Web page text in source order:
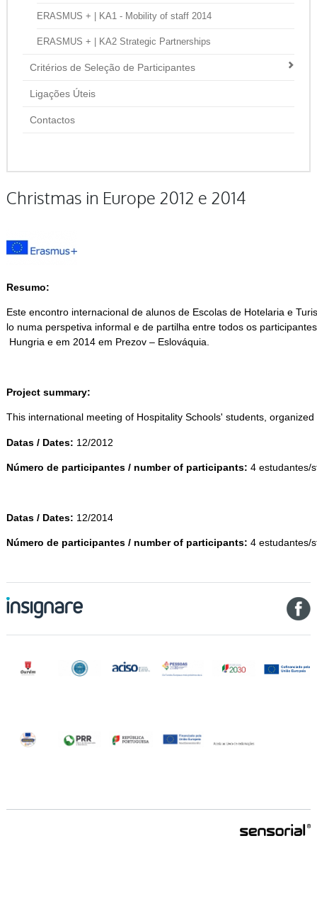
ERASMUS + | KA1 - Mobility of staff 2014
ERASMUS + | KA2 Strategic Partnerships
Critérios de Seleção de Participantes
Ligações Úteis
Contactos
Christmas in Europe 2012 e 2014
Resumo:
Este encontro internacional de alunos de Escolas de Hotelaria e
lo numa perspetiva informal e de partilha entre todos os
Hungria e em 2014 em Prezov – Eslováquia.
Project summary:
This international meeting of Hospitality Schools' students,
Datas / Dates: 12/2012
Número de participantes / number of participants: 4 estudantes/
Datas / Dates: 12/2014
Número de participantes / number of participants: 4 estudantes/